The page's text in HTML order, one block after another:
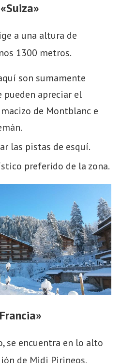
a una altura de
1300 metros.
son sumamente
pueden apreciar el
de Montblanc e
las pistas de esquí.
preferido de la zona.
se encuentra en lo alto
de Midi Pirineos.